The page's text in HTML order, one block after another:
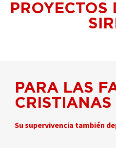
PROYECTOS
PARA LAS
CRISTIANAS
Su supervivencia también